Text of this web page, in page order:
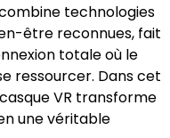
technologies
être reconnues, fait
totale où le
ressourcer. Dans cet
VR transforme
une véritable